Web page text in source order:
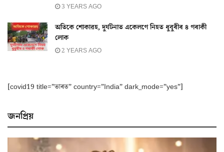
3 YEARS AGO
অতিকে শোকাৱহ, দুৰ্ঘটনাত একেলগে নিহত ধুবুৰীৰ ৪ গৰাকী
লোক
2 YEARS AGO
[covid19 title=”ভাৰত” country=”India” dark_mode=”yes”]
জনপ্ৰিয়